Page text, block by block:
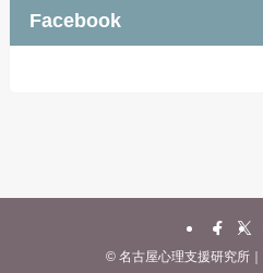
Facebook
©名古屋心理支援研究所